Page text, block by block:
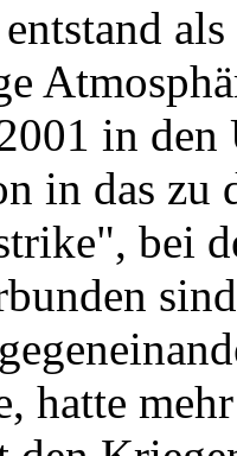
in
in das zu
bei
hatte